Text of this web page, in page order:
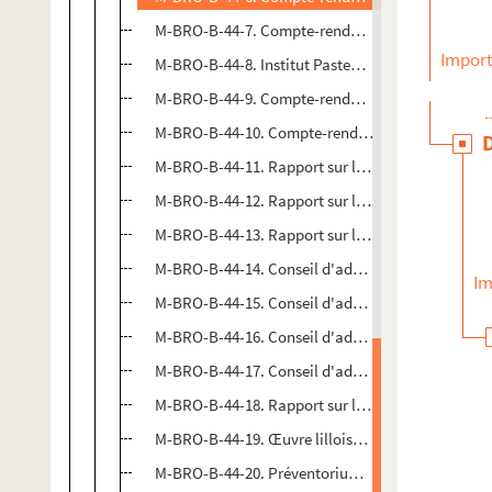
M-BRO-B-44-7. Compte-rendu des travaux de
M-BRO-B-44-8. Institut Pasteur de Lille,
M-BRO-B-44-9. Compte-rendu des travaux de
M-BRO-B-44-10. Compte-rendu des travaux de
M-BRO-B-44-11. Rapport sur le fonctionnement
M-BRO-B-44-12. Rapport sur le fonctionnement
M-BRO-B-44-13. Rapport sur les comptes
M-BRO-B-44-14. Conseil d'administration et de
M-BRO-B-44-15. Conseil d'administration et de
M-BRO-B-44-16. Conseil d'administration et de
M-BRO-B-44-17. Conseil d'administration et de
M-BRO-B-44-18. Rapport sur les comptes
M-BRO-B-44-19. Œuvre lilloise des dispensaires
M-BRO-B-44-20. Préventorium ou dispensaire